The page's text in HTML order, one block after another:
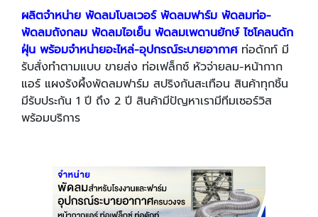
ผลิตจำหน่าย พัดลมโบลเวอร์ พัดลมฟาร์ม พัดลมท่อ-
พัดลมถังกลม พัดลมไอเย็น พัดลมเพดานยักษ์ ไซโคลนดัก
ฝุ่น พร้อมจำหน่ายอะไหล่-อุปกรณ์ระบายอากาศ ท่อดักท์ มี
รับสั่งทำตามแบบ ขายส่ง ท่อเฟล็กซ์ หัวจ่ายลม-หน้ากาก
แอร์ แผงรังผึ้งพัดลมฟาร์ม สปริงกันสะเทือน สินค้าทุกชิ้น
มีรับประกัน 1 ปี ถึง 2 ปี สินค้ามีปัญหาเรามีทีมเซอร์วิส
พร้อมบริการ